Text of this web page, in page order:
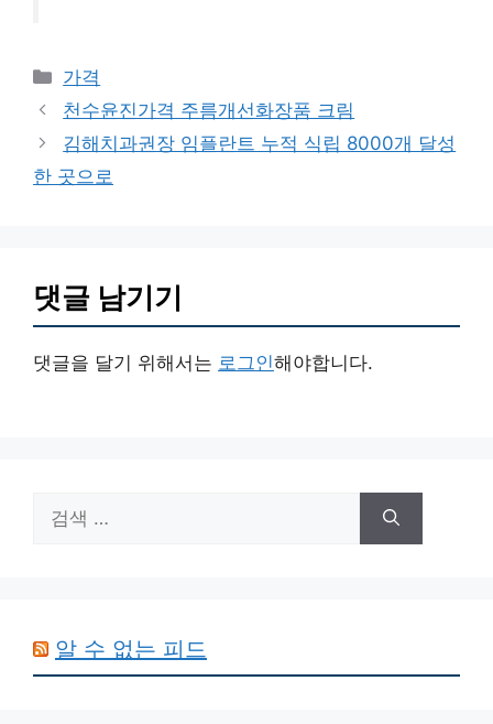
카
테
리
가격
천수윤진가격 주름개선화장품 크림
김해치과권장 임플란트 누적 식립 8000개 달성
한 곳으로
댓글 남기기
댓글을 달기 위해서는 로그인해야합니다.
색:
알 수 없는 피드